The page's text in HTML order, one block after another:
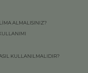
ALMALISINIZ?
KULLANILMALIDIR?